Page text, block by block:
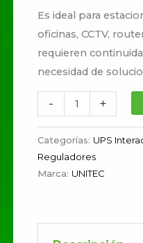
Es ideal para
oficinas, CCTV,
requieren
necesidad de
- +
Categorías: UPS
Reguladores
Marca: UNITEC